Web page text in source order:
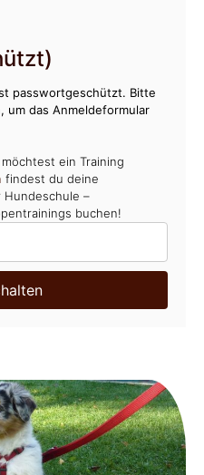
passwortgeschützt. Bitte
um das Anmeldeformular
ein Training
findest du deine
Hundeschule –
buchen!